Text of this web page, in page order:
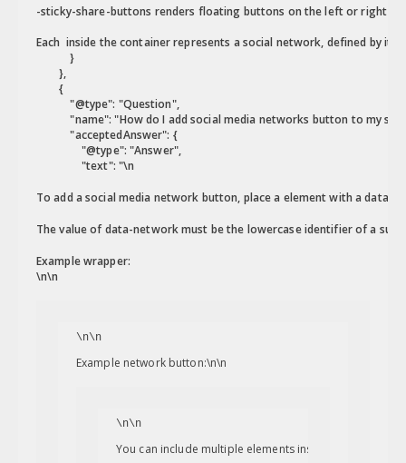
-sticky-share-buttons renders floating buttons on the left or right
Each inside the container represents a social network, defined by its
            }
        },
        {
            "@type": "Question",
"name": "How do I add social media networks button to my
            "acceptedAnswer": {
                "@type": "Answer",
                "text": "\n
To add a social media network button, place a element with a data-
The value of data-network must be the lowercase identifier of a
Example wrapper:
\n\n
\n\n
Example network button:\n\n
\n\n
You can include multiple elements inside the